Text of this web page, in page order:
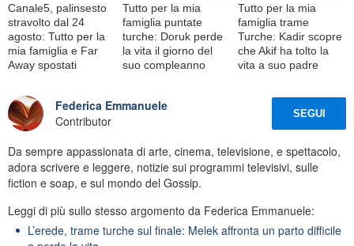
Canale5, palinsesto
stravolto dal 24
agosto: Tutto per la
mia famiglia e Far
Away spostati
Tutto per la mia
famiglia puntate
turche: Doruk perde
la vita il giorno del
suo compleanno
Tutto per la mia
famiglia trame
Turche: Kadir scopre
che Akif ha tolto la
vita a suo padre
Federica Emmanuele
Contributor
SEGUI
Da sempre appassionata di arte, cinema, televisione, e spettacolo,
adora scrivere e leggere, notizie sui programmi televisivi, sulle
fiction e soap, e sul mondo del Gossip.
Leggi di più sullo stesso argomento da Federica Emmanuele:
L’erede, trame turche sul finale: Melek affronta un parto difficile